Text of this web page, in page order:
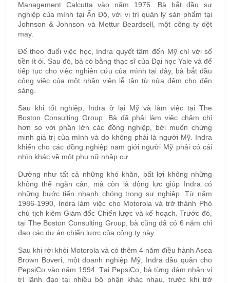
Management Calcutta vào năm 1976. Bà bắt đầu sự
nghiệp của mình tại Ấn Độ, với vị trí quản lý sản phẩm tại
Johnson & Johnson và Mettur Beardsell, một công ty dệt
may.
Để theo đuổi việc học, Indra quyết tâm đến Mỹ chỉ với số
tiền ít ỏi. Sau đó, bà có bằng thạc sĩ của Đại học Yale và để
tiếp tục cho việc nghiên cứu của mình tại đây, bà bắt đầu
công việc của một nhân viên lễ tân từ nửa đêm cho đến
sáng.
Sau khi tốt nghiệp, Indra ở lại Mỹ và làm việc tại The
Boston Consulting Group. Bà đã phải làm việc chăm chỉ
hơn so với phần lớn các đồng nghiệp, bởi muốn chứng
minh giá trị của mình và do không phải là người Mỹ. Indra
khiến cho các đồng nghiệp nam giới người Mỹ phải có cái
nhìn khác về một phụ nữ nhập cư.
Dường như tất cả những khó khăn, bất lợi không những
không thể ngăn cản, mà còn là động lực giúp Indra có
những bước tiến nhanh chóng trong sự nghiệp. Từ năm
1986-1990, Indra làm việc cho Motorola và trở thành Phó
chủ tịch kiêm Giám đốc Chiến lược và kế hoạch. Trước đó,
tại The Boston Consulting Group, bà cũng đã có 6 năm chỉ
đạo các dự án chiến lược của công ty này.
Sau khi rời khỏi Motorola và có thêm 4 năm điều hành Asea
Brown Boveri, một doanh nghiệp Mỹ, Indra đầu quân cho
PepsiCo vào năm 1994. Tại PepsiCo, bà từng đảm nhận vị
trí lãnh đạo tại nhiều bộ phận khác nhau, trước khi trở